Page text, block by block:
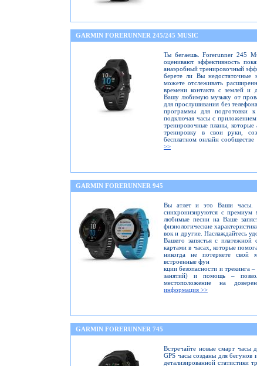
GARMIN FORERUNNER 245/245 MUSIC
Ты бегаешь. Forerunner 245
оценивают эффективность
анаэробный тренировочный
берете ли Вы недостаточные
можете отслеживать
времени контакта с землей и
Вашу любимую музыку от
для прослушивания без
программы для подготовки
подключая часы с
тренировочные планы,
тренировку в свои руки,
бесплатном онлайн
>>
GARMIN FORERUNNER 945
Вы атлет и это Ваши часы.
синхронизируются с премиум
любимые песни на Ваше
физиологические
вок и другие. Наслаждайтесь
Вашего запястья с
картами в часах, которые
никогда не потеряете свой
встроенные фун
кции безопасности и трекинга
занятий) и помощь –
местоположение на
информация >>
GARMIN FORERUNNER 745
Встречайте новые смарт часы
GPS часы созданы для бегунов
детализированной статистики